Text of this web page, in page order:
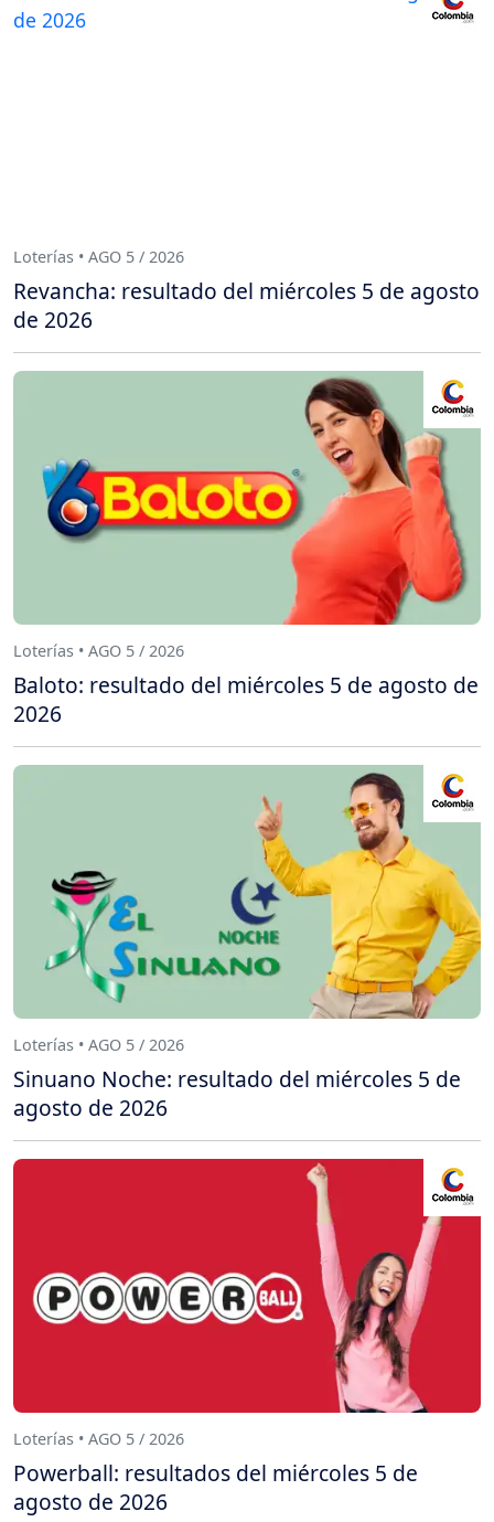
Loterías • AGO 5 / 2026
Revancha: resultado del miércoles 5 de agosto
de 2026
Loterías • AGO 5 / 2026
Baloto: resultado del miércoles 5 de agosto de
2026
Loterías • AGO 5 / 2026
Sinuano Noche: resultado del miércoles 5 de
agosto de 2026
Loterías • AGO 5 / 2026
Powerball: resultados del miércoles 5 de
agosto de 2026